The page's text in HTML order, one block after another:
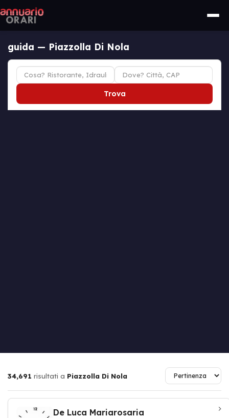
guida — Piazzolla Di Nola
Trova
34,691 risultati a Piazzolla Di Nola
De Luca Mariarosaria